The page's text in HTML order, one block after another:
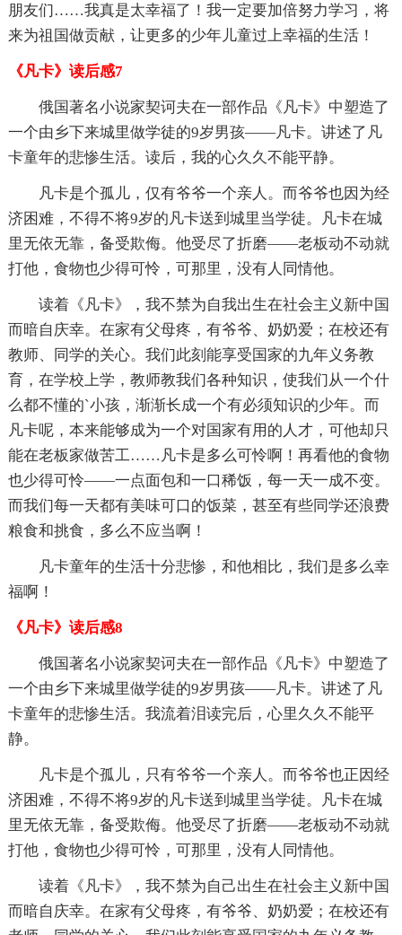
朋友们……我真是太幸福了！我一定要加倍努力学习，将
来为祖国做贡献，让更多的少年儿童过上幸福的生活！
《凡卡》读后感7
俄国著名小说家契诃夫在一部作品《凡卡》中塑造了
一个由乡下来城里做学徒的9岁男孩——凡卡。讲述了凡
卡童年的悲惨生活。读后，我的心久久不能平静。
凡卡是个孤儿，仅有爷爷一个亲人。而爷爷也因为经
济困难，不得不将9岁的凡卡送到城里当学徒。凡卡在城
里无依无靠，备受欺侮。他受尽了折磨——老板动不动就
打他，食物也少得可怜，可那里，没有人同情他。
读着《凡卡》，我不禁为自我出生在社会主义新中国
而暗自庆幸。在家有父母疼，有爷爷、奶奶爱；在校还有
教师、同学的关心。我们此刻能享受国家的九年义务教
育，在学校上学，教师教我们各种知识，使我们从一个什
么都不懂的`小孩，渐渐长成一个有必须知识的少年。而
凡卡呢，本来能够成为一个对国家有用的人才，可他却只
能在老板家做苦工……凡卡是多么可怜啊！再看他的食物
也少得可怜——一点面包和一口稀饭，每一天一成不变。
而我们每一天都有美味可口的饭菜，甚至有些同学还浪费
粮食和挑食，多么不应当啊！
凡卡童年的生活十分悲惨，和他相比，我们是多么幸
福啊！
《凡卡》读后感8
俄国著名小说家契诃夫在一部作品《凡卡》中塑造了
一个由乡下来城里做学徒的9岁男孩——凡卡。讲述了凡
卡童年的悲惨生活。我流着泪读完后，心里久久不能平
静。
凡卡是个孤儿，只有爷爷一个亲人。而爷爷也正因经
济困难，不得不将9岁的凡卡送到城里当学徒。凡卡在城
里无依无靠，备受欺侮。他受尽了折磨——老板动不动就
打他，食物也少得可怜，可那里，没有人同情他。
读着《凡卡》，我不禁为自己出生在社会主义新中国
而暗自庆幸。在家有父母疼，有爷爷、奶奶爱；在校还有